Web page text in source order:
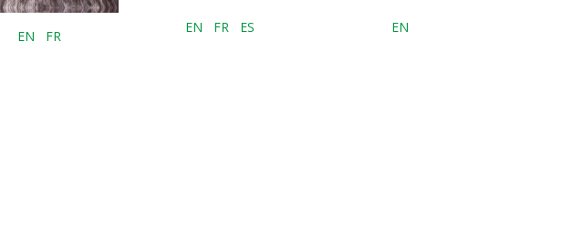
EN FR
EN FR ES EN